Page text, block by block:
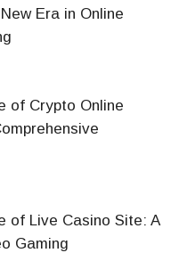
Era in Online
of Crypto Online
of Live Casino Site: A
Gaming